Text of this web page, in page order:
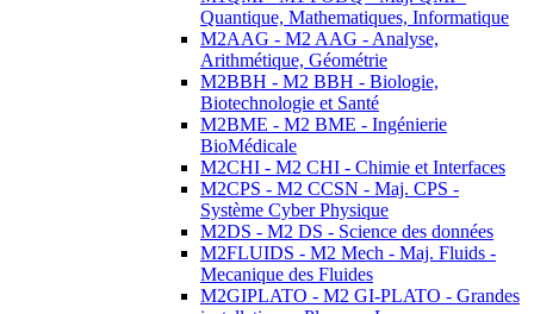
Quantique, Mathematiques, Informatique
M2AAG - M2 AAG - Analyse,
Arithmétique, Géométrie
M2BBH - M2 BBH - Biologie,
Biotechnologie et Santé
M2BME - M2 BME - Ingénierie
BioMédicale
M2CHI - M2 CHI - Chimie et Interfaces
M2CPS - M2 CCSN - Maj. CPS -
Système Cyber Physique
M2DS - M2 DS - Science des données
M2FLUIDS - M2 Mech - Maj. Fluids -
Mecanique des Fluides
M2GIPLATO - M2 GI-PLATO - Grandes